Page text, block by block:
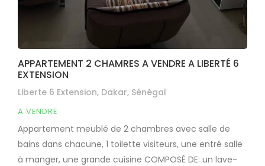
APPARTEMENT 2 CHAMRES A VENDRE A LIBERTÉ 6
EXTENSION
Liberte 6 Extension, Dakar, Sénégal
A VENDRE
Appartement meublé de 2 chambres avec salle de
bains dans chacune, 1 toilette visiteurs, une entré salle
à manger, une grande cuisine COMPOSÉ DE: un lave-